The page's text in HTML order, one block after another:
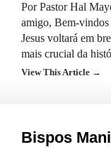
Por Pastor Hal
amigo, Bem-vindos
Jesus voltará em
mais crucial da
View This Article →
Bispos